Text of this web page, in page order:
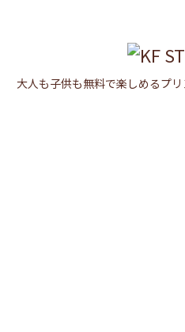
大人も子供も無料で楽しめるプ